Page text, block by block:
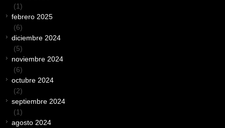
(1)
febrero 2025
(6)
diciembre 2024
(5)
noviembre 2024
(6)
octubre 2024
(2)
septiembre 2024
(1)
agosto 2024